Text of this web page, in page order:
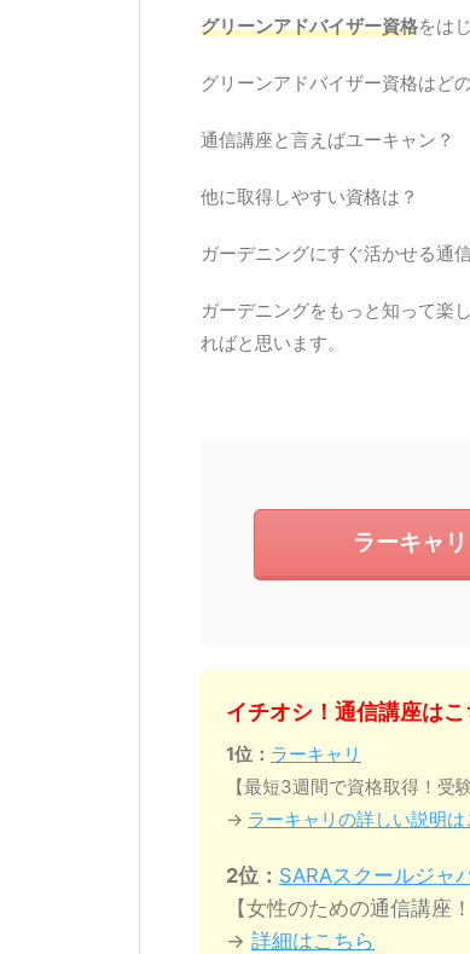
グリーンアドバイザー資格をは
グリーンアドバイザー資格はど
通信講座と言えばユーキャン？
他に取得しやすい資格は？
ガーデニングにすぐ活かせる通
ガーデニングをもっと知って楽
ればと思います。
ラーキャ
イチオシ！通信講座はこ
1位： ラーキャリ
【最短3週間で資格取得！受
→ ラーキャリの詳しい説明は
2位： SARAスクールジャ
【女性のための通信講座
→ 詳細はこちら